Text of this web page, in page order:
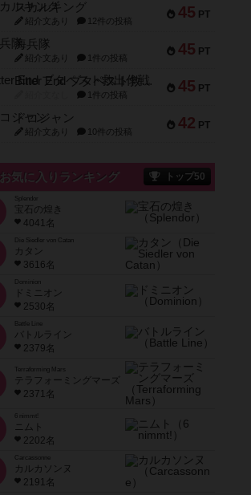
45 PT
スカルキング
紹介文あり 12件の投稿
45 PT
海兵隊
紹介文あり 1件の投稿
45 PT
Bitter End ブタペスト救出作戦
1件の投稿
42 PT
ドコジャン
紹介文あり 10件の投稿
お気に入りランキング トップ50
宝石の煌き
4041名
Die Siedler von Catan
カタン
3616名
ドミニオン
2530名
Battle Line
バトルライン
2379名
Terraforming Mars
テラフォーミングマーズ
2371名
ニムト
2202名
Carcassonne
カルカソンヌ
2191名